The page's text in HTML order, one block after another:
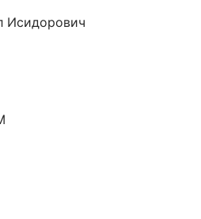
Исидорович